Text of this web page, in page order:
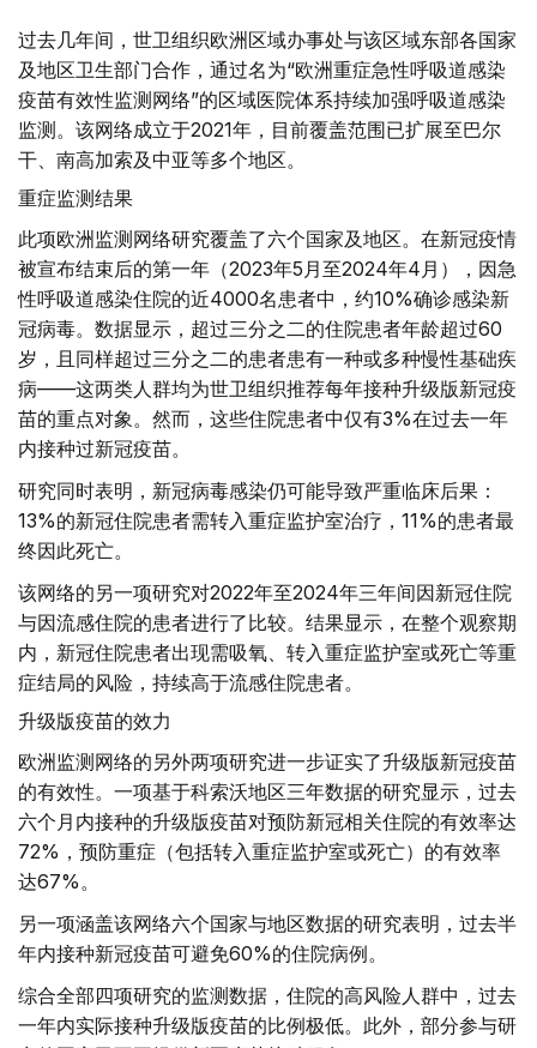
过去几年间，世卫组织欧洲区域办事处与该区域东部各国家
及地区卫生部门合作，通过名为“欧洲重症急性呼吸道感染
疫苗有效性监测网络”的区域医院体系持续加强呼吸道感染
监测。该网络成立于2021年，目前覆盖范围已扩展至巴尔
干、南高加索及中亚等多个地区。
重症监测结果
此项欧洲监测网络研究覆盖了六个国家及地区。在新冠疫情
被宣布结束后的第一年（2023年5月至2024年4月），因急
性呼吸道感染住院的近4000名患者中，约10%确诊感染新
冠病毒。数据显示，超过三分之二的住院患者年龄超过60
岁，且同样超过三分之二的患者患有一种或多种慢性基础疾
病——这两类人群均为世卫组织推荐每年接种升级版新冠疫
苗的重点对象。然而，这些住院患者中仅有3%在过去一年
内接种过新冠疫苗。
研究同时表明，新冠病毒感染仍可能导致严重临床后果：
13%的新冠住院患者需转入重症监护室治疗，11%的患者最
终因此死亡。
该网络的另一项研究对2022年至2024年三年间因新冠住院
与因流感住院的患者进行了比较。结果显示，在整个观察期
内，新冠住院患者出现需吸氧、转入重症监护室或死亡等重
症结局的风险，持续高于流感住院患者。
升级版疫苗的效力
欧洲监测网络的另外两项研究进一步证实了升级版新冠疫苗
的有效性。一项基于科索沃地区三年数据的研究显示，过去
六个月内接种的升级版疫苗对预防新冠相关住院的有效率达
72%，预防重症（包括转入重症监护室或死亡）的有效率
达67%。
另一项涵盖该网络六个国家与地区数据的研究表明，过去半
年内接种新冠疫苗可避免60%的住院病例。
综合全部四项研究的监测数据，住院的高风险人群中，过去
一年内实际接种升级版疫苗的比例极低。此外，部分参与研